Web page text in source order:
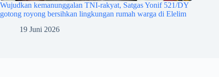
Wujudkan kemanunggalan TNI-rakyat, Satgas Yonif 521/DY
gotong royong bersihkan lingkungan rumah warga di Elelim
19 Juni 2026